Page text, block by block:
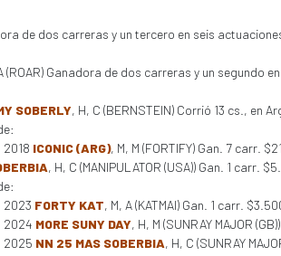
de dos carreras y un tercero en seis
(ROAR) Ganadora de dos carreras y un segundo
SOBERLY, H, C (BERNSTEIN) Corrió 13 cs., en
2018 ICONIC (ARG), M, M (FORTIFY) Gan. 7 carr.
, H, C (MANIPULATOR (USA)) Gan. 1 carr.
2023 FORTY KAT, M, A (KATMAI) Gan. 1 carr.
2024 MORE SUNY DAY, H, M (SUNRAY MAJOR
2025 NN 25 MAS SOBERBIA, H, C (SUNRAY